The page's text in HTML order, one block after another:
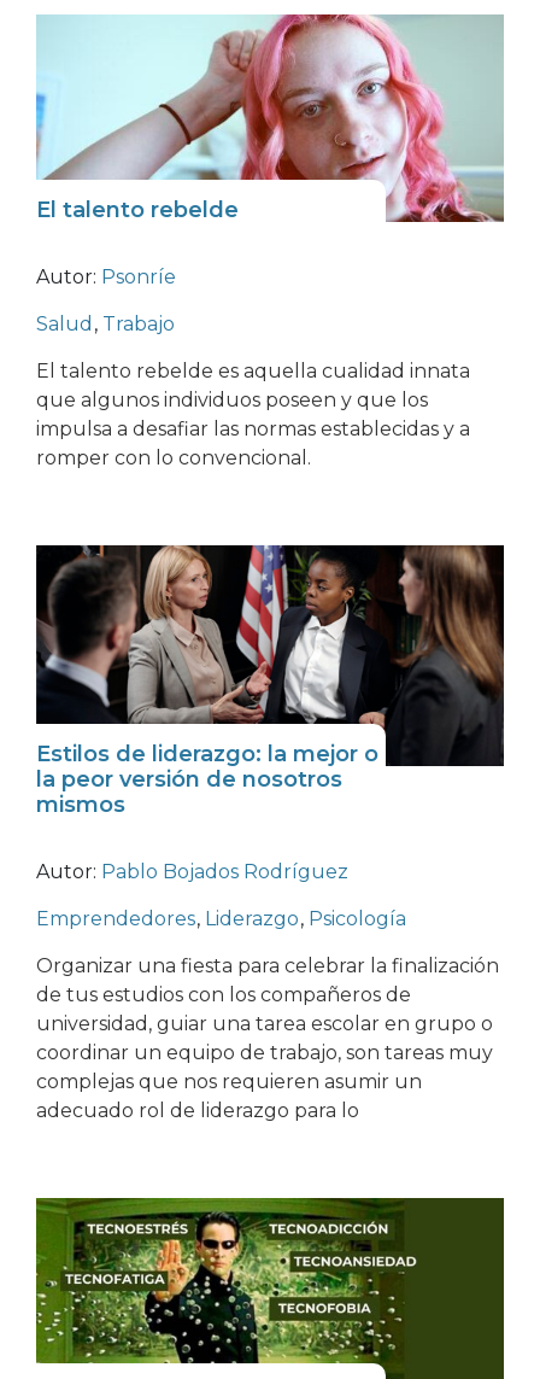
El talento rebelde
Autor: Psonríe
Salud, Trabajo
El talento rebelde es aquella cualidad innata
que algunos individuos poseen y que los
impulsa a desafiar las normas establecidas y a
romper con lo convencional.
Estilos de liderazgo: la mejor o
la peor versión de nosotros
mismos
Autor: Pablo Bojados Rodríguez
Emprendedores, Liderazgo, Psicología
Organizar una fiesta para celebrar la finalización
de tus estudios con los compañeros de
universidad, guiar una tarea escolar en grupo o
coordinar un equipo de trabajo, son tareas muy
complejas que nos requieren asumir un
adecuado rol de liderazgo para lo